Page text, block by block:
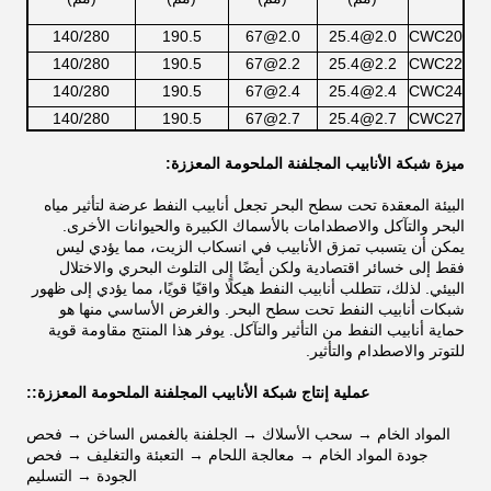
CWC20
2.0@25.4
2.0@67
190.5
140/280
CWC22
2.2@25.4
2.2@67
190.5
140/280
CWC24
2.4@25.4
2.4@67
190.5
140/280
CWC27
2.7@25.4
2.7@67
190.5
140/280
ميزة شبكة الأنابيب المجلفنة الملحومة المعززة:
البيئة المعقدة تحت سطح البحر تجعل أنابيب النفط عرضة لتأثير مياه
البحر والتآكل والاصطدامات بالأسماك الكبيرة والحيوانات الأخرى.
يمكن أن يتسبب تمزق الأنابيب في انسكاب الزيت، مما يؤدي ليس
فقط إلى خسائر اقتصادية ولكن أيضًا إلى التلوث البحري والاختلال
البيئي. لذلك، تتطلب أنابيب النفط هيكلًا واقيًا قويًا، مما يؤدي إلى ظهور
شبكات أنابيب النفط تحت سطح البحر. والغرض الأساسي منها هو
حماية أنابيب النفط من التأثير والتآكل. يوفر هذا المنتج مقاومة قوية
للتوتر والاصطدام والتأثير.
عملية إنتاج شبكة الأنابيب المجلفنة الملحومة المعززة::
المواد الخام → سحب الأسلاك → الجلفنة بالغمس الساخن → فحص
جودة المواد الخام → معالجة اللحام → التعبئة والتغليف → فحص
الجودة → التسليم